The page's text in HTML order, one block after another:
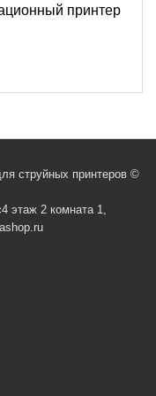
принтер
струйных принтеров ©
этаж 2 комната 1,